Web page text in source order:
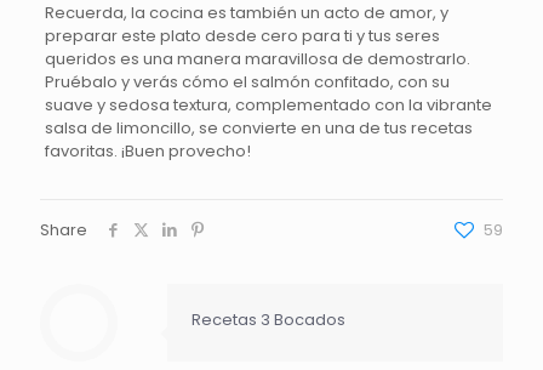
Recuerda, la cocina es también un acto de amor, y
preparar este plato desde cero para ti y tus seres
queridos es una manera maravillosa de demostrarlo.
Pruébalo y verás cómo el salmón confitado, con su
suave y sedosa textura, complementado con la vibrante
salsa de limoncillo, se convierte en una de tus recetas
favoritas. ¡Buen provecho!
Share 59
Recetas 3 Bocados